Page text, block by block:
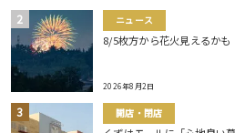
ニュース
8/5枚方から花火見えるかも
2026年8月2日
開店・閉店